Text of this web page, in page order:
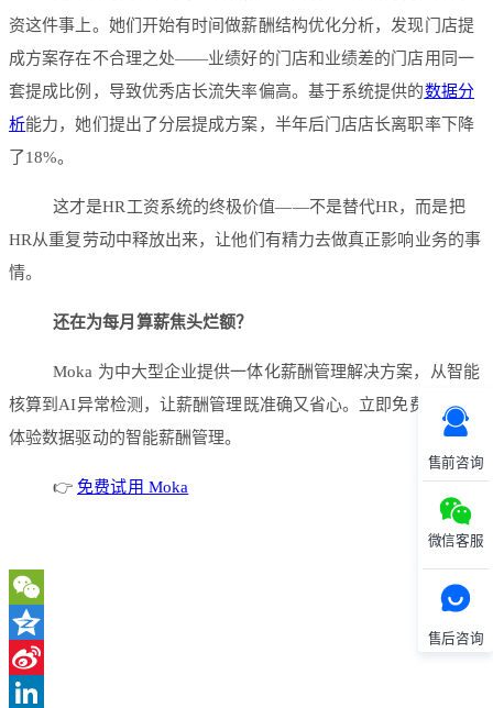
售前咨询
微信客服
售后咨询
资这件事上。她们开始有时间做薪酬结构优化分析，发现门店提
成方案存在不合理之处——业绩好的门店和业绩差的门店用同一
套提成比例，导致优秀店长流失率偏高。基于系统提供的数据分
析能力，她们提出了分层提成方案，半年后门店店长离职率下降
了18%。
这才是HR工资系统的终极价值——不是替代HR，而是把
HR从重复劳动中释放出来，让他们有精力去做真正影响业务的事
情。
还在为每月算薪焦头烂额？
Moka 为中大型企业提供一体化薪酬管理解决方案，从智能
核算到AI异常检测，让薪酬管理既准确又省心。立即免费试用，
体验数据驱动的智能薪酬管理。
👉免费试用 Moka
WeChat
Qzone
Sina